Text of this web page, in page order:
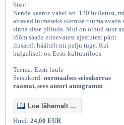
Sisu:
Nende kaante vahel on 120 luuletust,
aitavad inimeseks olemise tuuma avada
sinna sisse piiluda. Mul on olnud suur
rõõm saada erinevatest ajastutest pärit
ilusatelt häältelt nii palju tuge. Kui
hulgaliselt on Eesti kultuuriloos
Teema: Eesti luule
Seisukord: normaalses seisukorras
raamat, sees autori autogramm
Loe lähemalt ...
Hind: 24,00 EUR